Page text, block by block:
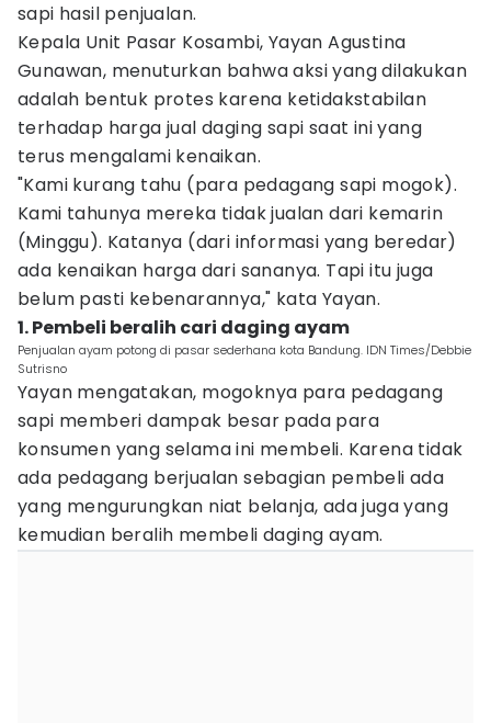
sapi hasil penjualan.
Kepala Unit Pasar Kosambi, Yayan Agustina
Gunawan, menuturkan bahwa aksi yang dilakukan
adalah bentuk protes karena ketidakstabilan
terhadap harga jual daging sapi saat ini yang
terus mengalami kenaikan.
"Kami kurang tahu (para pedagang sapi mogok).
Kami tahunya mereka tidak jualan dari kemarin
(Minggu). Katanya (dari informasi yang beredar)
ada kenaikan harga dari sananya. Tapi itu juga
belum pasti kebenarannya," kata Yayan.
1. Pembeli beralih cari daging ayam
Penjualan ayam potong di pasar sederhana kota Bandung. IDN Times/Debbie
Sutrisno
Yayan mengatakan, mogoknya para pedagang
sapi memberi dampak besar pada para
konsumen yang selama ini membeli. Karena tidak
ada pedagang berjualan sebagian pembeli ada
yang mengurungkan niat belanja, ada juga yang
kemudian beralih membeli daging ayam.